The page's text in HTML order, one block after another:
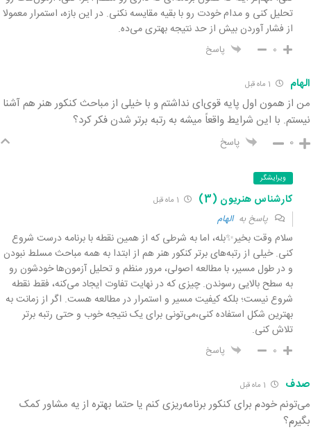
تحلیل کنی و مدام خودت رو با بقیه مقایسه نکنی. در این بازه، استمرار معمولا
از فشار آوردن بیش از حد نتیجه بهتری می‌ده.
0 پاسخ
الهام
من از همون اول پایه قوی‌ای نداشتم و با خیلی از مباحث کنکور هنر هم آشنا
نیستم. با این شرایط واقعاً میشه به رتبه برتر شدن فکر کرد؟
0 پاسخ
ویرایشگر
کارشناس هنریون (3)
پاسخ بهالهام
سلام وقت بخیر✨بله، اما به شرطی که از همین نقطه با برنامه درست شروع
کنی. خیلی از رتبه‌های برتر کنکور هنر هم از ابتدا به همه مباحث مسلط نبودن
و در طول مسیر، با مطالعه اصولی، مرور منظم و تحلیل آزمون‌ها خودشون رو
به سطح بالایی رسوندن. چیزی که در نهایت تفاوت ایجاد می‌کنه، فقط نقطه
شروع نیست؛ بلکه کیفیت مسیر و استمرار در مطالعه هست. اگر از زمانت به
بهترین شکل استفاده کنی،می‌تونی برای یک نتیجه خوب و حتی رتبه برتر
تلاش کنی.
0 پاسخ
صدف
می‌تونم خودم برای کنکور برنامه‌ریزی کنم یا حتما بهتره از یه مشاور کمک
بگیرم؟